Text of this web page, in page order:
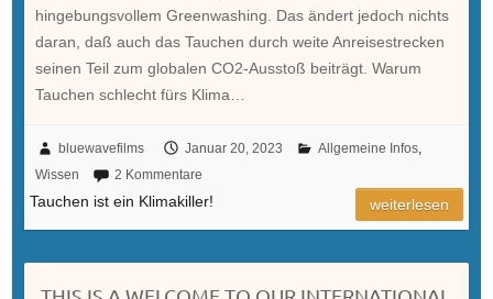
hingebungsvollem Greenwashing. Das ändert jedoch nichts
daran, daß auch das Tauchen durch weite Anreisestrecken
seinen Teil zum globalen CO2-Ausstoß beiträgt. Warum
Tauchen schlecht fürs Klima…
bluewavefilms Januar 20, 2023 Allgemeine Infos,
Wissen
2 Kommentare
Tauchen ist ein Klimakiller! weiterlesen